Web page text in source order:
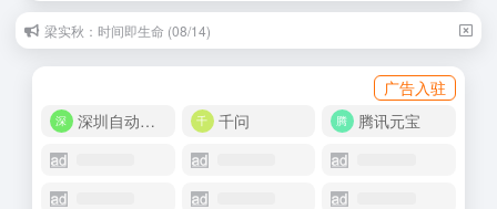
梁实秋：时间即生命 (08/14)
广告入驻
深圳自动化商城
千问 腾讯元宝